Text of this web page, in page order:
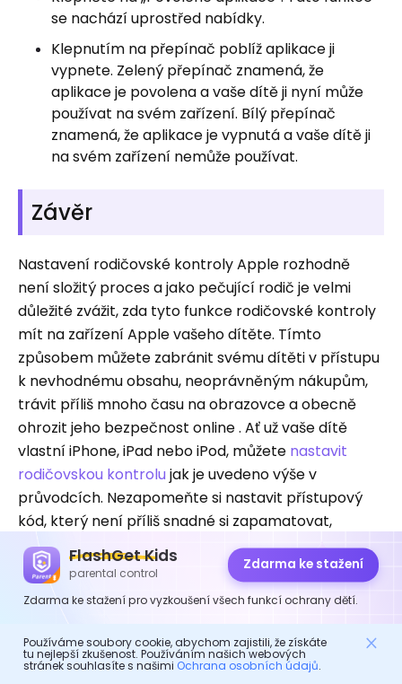
se nachází uprostřed nabídky.
Klepnutím na přepínač poblíž aplikace ji
vypnete. Zelený přepínač znamená, že
aplikace je povolena a vaše dítě ji nyní může
používat na svém zařízení. Bílý přepínač
znamená, že aplikace je vypnutá a vaše dítě ji
na svém zařízení nemůže používat.
Závěr
Nastavení rodičovské kontroly Apple rozhodně
není složitý proces a jako pečující rodič je velmi
důležité zvážit, zda tyto funkce rodičovské kontroly
mít na zařízení Apple vašeho dítěte. Tímto
způsobem můžete zabránit svému dítěti v přístupu
k nevhodnému obsahu, neoprávněným nákupům,
trávit příliš mnoho času na obrazovce a obecně
ohrozit jeho bezpečnost online . Ať už vaše dítě
vlastní iPhone, iPad nebo iPod, můžete nastavit
rodičovskou kontrolu jak je uvedeno výše v
průvodcích. Nezapomeňte si nastavit přístupový
kód, který není příliš snadné si zapamatovat,
protože děti jsou nyní velmi zvědavé a mohou to
ukončit obcházením slabého přístupového kódu.
Jak nastavit rodičovskou kontrolu pro iPhone v roce
2023?
FlashGet Kids
parental control
Zdarma ke stažení
Zdarma ke stažení pro vyzkoušení všech funkcí ochrany dětí.
Používáme soubory cookie, abychom zajistili, že získáte
tu nejlepší zkušenost. Používáním našich webových
stránek souhlasíte s našimi Ochrana osobních údajů.